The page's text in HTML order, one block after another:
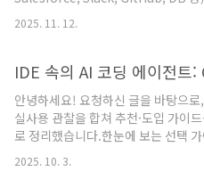
수행하는 용도에 초점.Notion,
키마/설명)”와 “중간 결과”가 컨텍스
접 호출하지 말고, 도구를 코드 API로
델이 코드를 작성·실행”하도록 구조
150K → 2K 토큰(≈98.7% 절감) 이
명합니다.왜 느려지고 비싸지는가?도
수백·수천 개 도구의 스키마/설명이
점.중간 데이터 왕복: 대용량 결과(예:
2025. 11. 12.
안녕하세요! 요청하신 글을 바탕으로
실사용 관찰을 합쳐 추천·도입 가이
로 정리했습니다.한눈에 보는 선택
Coding Agent (이슈 할당→VM 구
2025. 10. 3.